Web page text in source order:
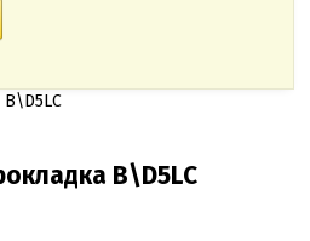
B\D5LС
B\D5LС